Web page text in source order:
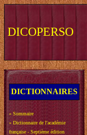
DICOPERSO
DICTIONNAIRES
» Sommaire
» Dictionnaire de l'académie
française - Septième édition